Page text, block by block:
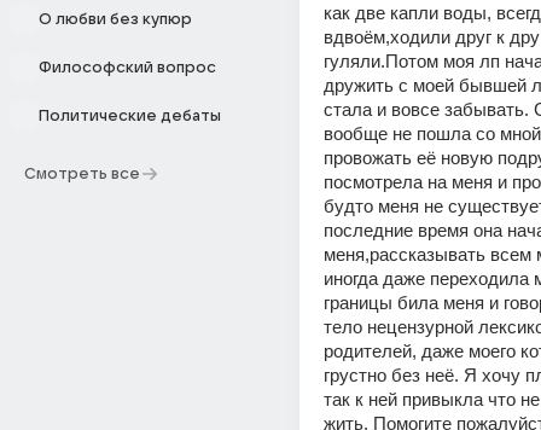
О любви без купюр
Философский вопрос
Политические дебаты
Смотреть все
как две капли воды,
вдвоëм,ходили друг к
гуляли.Потом моя лп
дружить с моей бывшей
стала и вовсе забывать.
вообще не пошла со
провожать еë новую
посмотрела на меня и
будто меня не
последние время она
меня,рассказывать всем
иногда даже переходила
границы била меня и
тело нецензурной
родителей, даже моего
грустно без неë. Я хочу
так к ней привыкла что
жить. Помогите